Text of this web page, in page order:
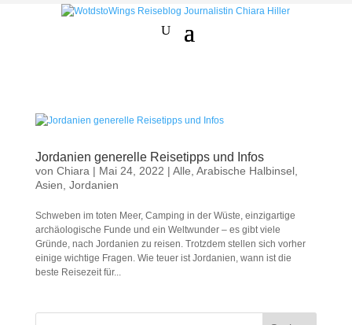
Jordanien generelle Reisetipps und Infos
von Chiara | Mai 24, 2022 | Alle Arabische Halbinsel,
Asien Jordanien
Schweben im toten Meer, Camping in der Wüste, einzigartige
archäologische Funde und ein Weltwunder – es gibt viele
Gründe, nach Jordanien zu reisen. Trotzdem stellen sich vorher
einige wichtige Fragen. Wie teuer ist Jordanien, wann ist die
beste Reisezeit für...